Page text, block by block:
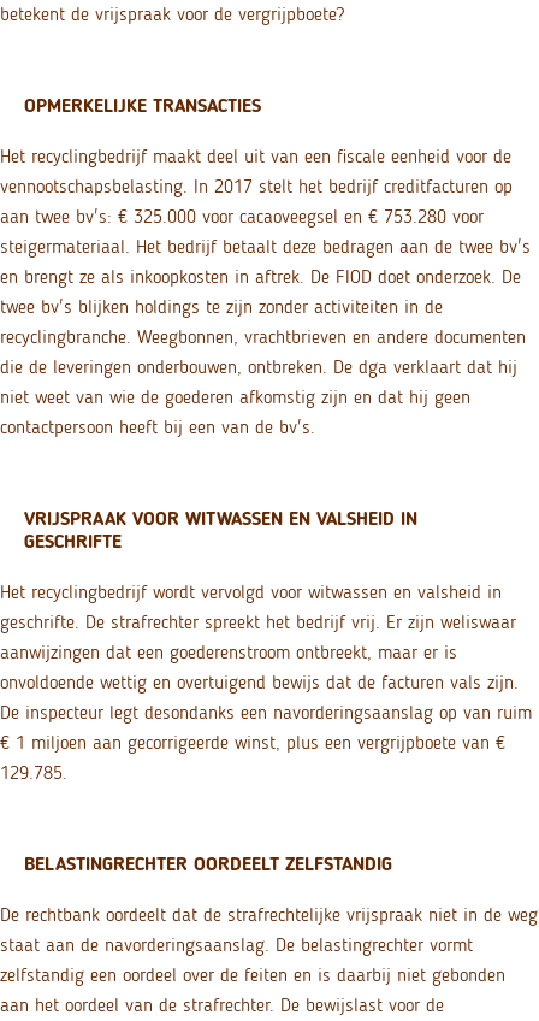
betekent de vrijspraak voor de vergrijpboete?
OPMERKELIJKE TRANSACTIES
Het recyclingbedrijf maakt deel uit van een fiscale eenheid voor de
vennootschapsbelasting. In 2017 stelt het bedrijf creditfacturen op
aan twee bv's: € 325.000 voor cacaoveegsel en € 753.280 voor
steigermateriaal. Het bedrijf betaalt deze bedragen aan de twee bv's
en brengt ze als inkoopkosten in aftrek. De FIOD doet onderzoek. De
twee bv's blijken holdings te zijn zonder activiteiten in de
recyclingbranche. Weegbonnen, vrachtbrieven en andere documenten
die de leveringen onderbouwen, ontbreken. De dga verklaart dat hij
niet weet van wie de goederen afkomstig zijn en dat hij geen
contactpersoon heeft bij een van de bv's.
VRIJSPRAAK VOOR WITWASSEN EN VALSHEID IN
GESCHRIFTE
Het recyclingbedrijf wordt vervolgd voor witwassen en valsheid in
geschrifte. De strafrechter spreekt het bedrijf vrij. Er zijn weliswaar
aanwijzingen dat een goederenstroom ontbreekt, maar er is
onvoldoende wettig en overtuigend bewijs dat de facturen vals zijn.
De inspecteur legt desondanks een navorderingsaanslag op van ruim
€ 1 miljoen aan gecorrigeerde winst, plus een vergrijpboete van €
129.785.
BELASTINGRECHTER OORDEELT ZELFSTANDIG
De rechtbank oordeelt dat de strafrechtelijke vrijspraak niet in de weg
staat aan de navorderingsaanslag. De belastingrechter vormt
zelfstandig een oordeel over de feiten en is daarbij niet gebonden
aan het oordeel van de strafrechter. De bewijslast voor de